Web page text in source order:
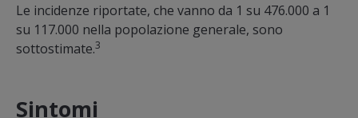
Le incidenze riportate, che vanno da 1 su 476.000 a 1
su 117.000 nella popolazione generale, sono
sottostimate.3
Sintomi